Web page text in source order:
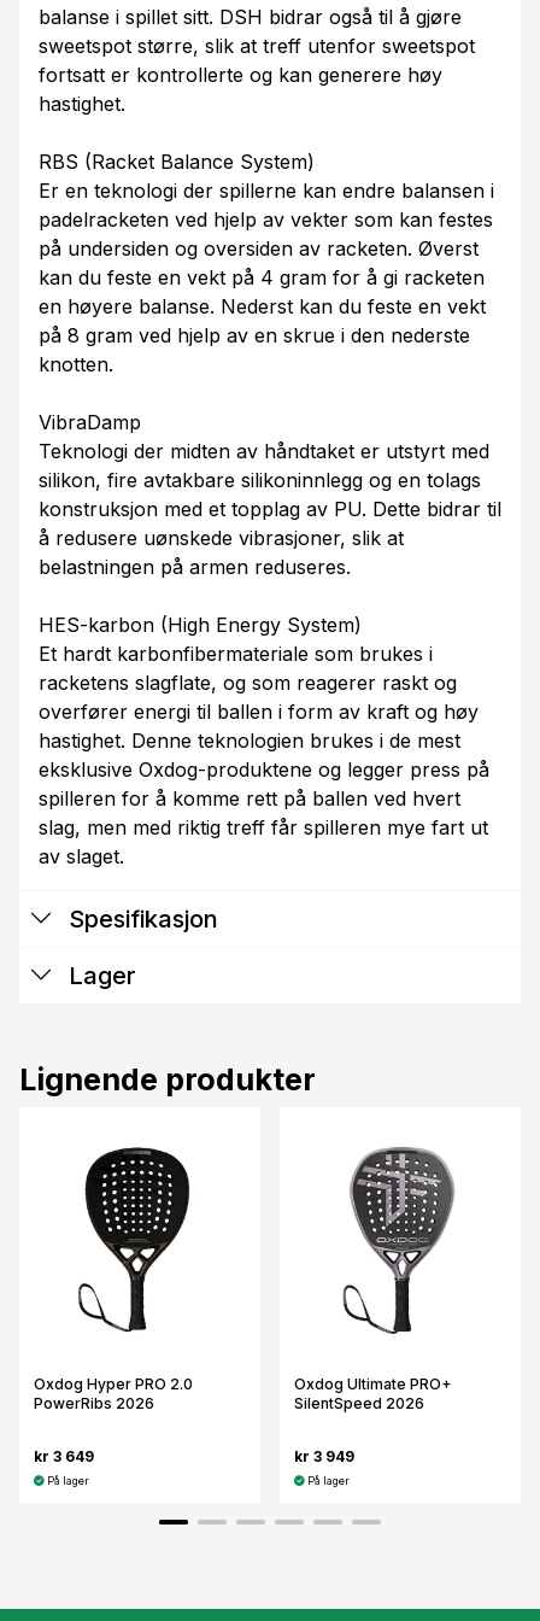
balanse i spillet sitt. DSH bidrar også til å gjøre
sweetspot større, slik at treff utenfor sweetspot
fortsatt er kontrollerte og kan generere høy
hastighet.
RBS (Racket Balance System)
Er en teknologi der spillerne kan endre balansen i
padelracketen ved hjelp av vekter som kan festes
på undersiden og oversiden av racketen. Øverst
kan du feste en vekt på 4 gram for å gi racketen
en høyere balanse. Nederst kan du feste en vekt
på 8 gram ved hjelp av en skrue i den nederste
knotten.
VibraDamp
Teknologi der midten av håndtaket er utstyrt med
silikon, fire avtakbare silikoninnlegg og en tolags
konstruksjon med et topplag av PU. Dette bidrar til
å redusere uønskede vibrasjoner, slik at
belastningen på armen reduseres.
HES-karbon (High Energy System)
Et hardt karbonfibermateriale som brukes i
racketens slagflate, og som reagerer raskt og
overfører energi til ballen i form av kraft og høy
hastighet. Denne teknologien brukes i de mest
eksklusive Oxdog-produktene og legger press på
spilleren for å komme rett på ballen ved hvert
slag, men med riktig treff får spilleren mye fart ut
av slaget.
Spesifikasjon
Lager
Lignende produkter
Oxdog Hyper PRO 2.0
PowerRibs 2026
kr 3 649
På lager
Oxdog Ultimate PRO+
SilentSpeed 2026
kr 3 949
På lager